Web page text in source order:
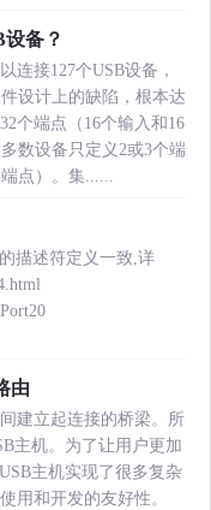
备？
连接127个USB设备，
设计上的缺陷，根本达
个端点（16个输入和16
数设备只定义2或3个端
点）。集......
描述符定义一致,详
由
建立起连接的桥梁。所
主机。为了让用户更加
主机实现了很多复杂
用和开发的友好性。